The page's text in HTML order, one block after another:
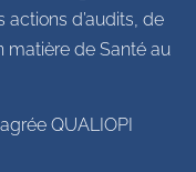
actions d’audits, de
matière de Santé au
QUALIOPI